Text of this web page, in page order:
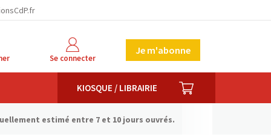
Se connecter
Je m'abonne
KIOSQUE / LIBRAIRIE PANIER
estimé entre 7 et 10 jours ouvrés.